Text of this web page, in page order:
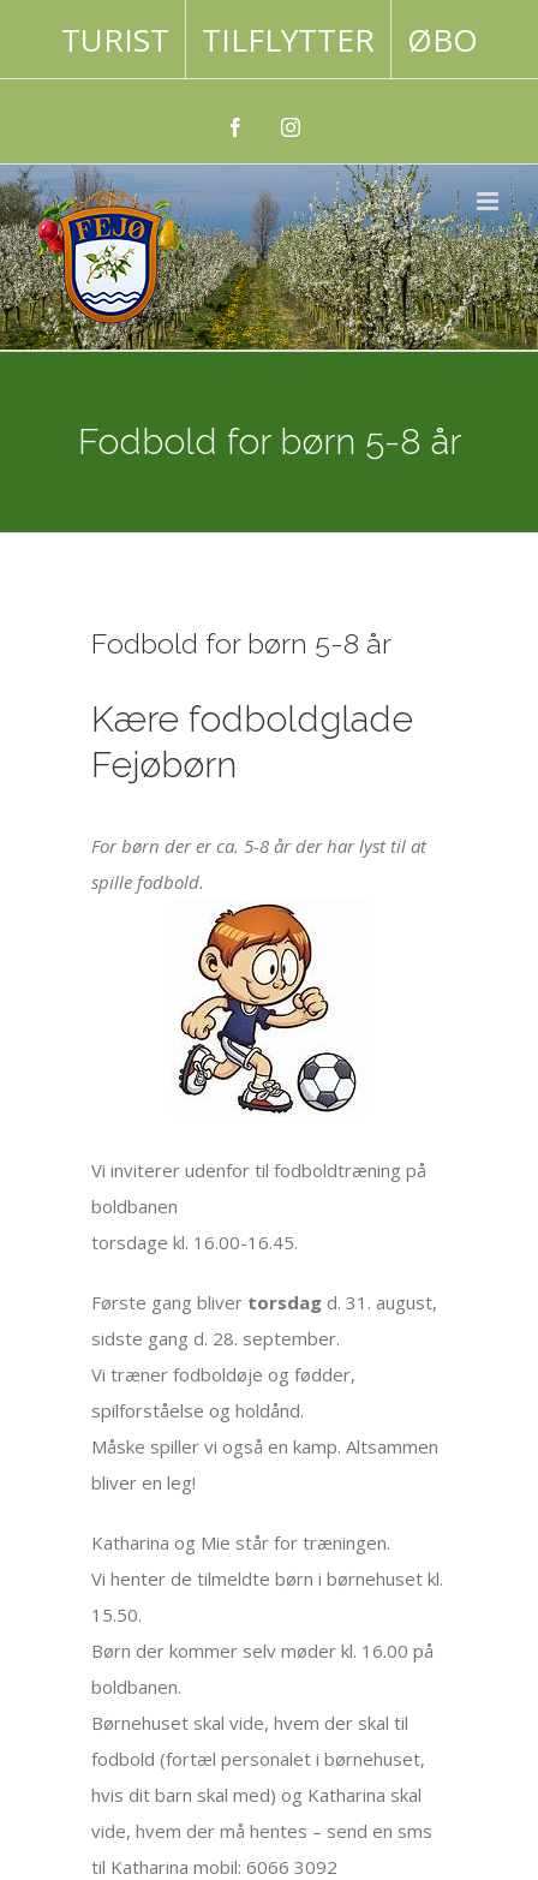
TURIST TILFLYTTER ØBO
FacebookInstagram
Fodbold for børn 5-8 år
Fodbold for børn 5-8 år
Kære fodboldglade
Fejøbørn
For børn der er ca. 5-8 år der har lyst til at
spille fodbold.
Vi inviterer udenfor til fodboldtræning på
boldbanen
torsdage kl. 16.00-16.45.
Første gang bliver torsdag d. 31. august,
sidste gang d. 28. september.
Vi træner fodboldøje og fødder,
spilforståelse og holdånd.
Måske spiller vi også en kamp. Altsammen
bliver en leg!
Katharina og Mie står for træningen.
Vi henter de tilmeldte børn i børnehuset kl.
15.50.
Børn der kommer selv møder kl. 16.00 på
boldbanen.
Børnehuset skal vide, hvem der skal til
fodbold (fortæl personalet i børnehuset,
hvis dit barn skal med) og Katharina skal
vide, hvem der må hentes – send en sms
til Katharina mobil: 6066 3092